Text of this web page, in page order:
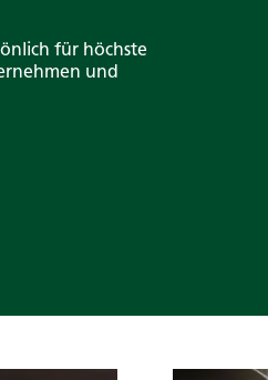
für höchste
und